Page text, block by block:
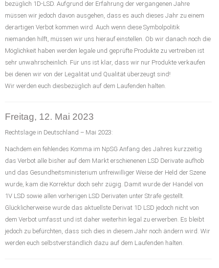
bezüglich 1D-LSD. Aufgrund der Erfahrung der vergangenen Jahre
müssen wir jedoch davon ausgehen, dass es auch dieses Jahr zu einem
derartigen Verbot kommen wird. Auch wenn diese Symbolpolitik
niemanden hilft, müssen wir uns hierauf einstellen. Ob wir danach noch die
Möglichkeit haben werden legale und geprüfte Produkte zu vertreiben ist
sehr unwahrscheinlich. Für uns ist klar, dass wir nur Produkte verkaufen
bei denen wir von der Legalität und Qualität überzeugt sind!
Wir werden euch diesbezüglich auf dem Laufenden halten.
Freitag, 12. Mai 2023
Rechtslage in Deutschland – Mai 2023:
Nachdem ein fehlendes Komma im NpSG Anfang des Jahres kurzzeitig
das Verbot alle bisher auf dem Markt erschienenen LSD Derivate aufhob
und das Gesundheitsministerium unfreiwilliger Weise der Held der Szene
wurde, kam die Korrektur doch sehr zügig. Damit wurde der Handel von
1V LSD sowie allen vorherigen LSD Derivaten unter Strafe gestellt.
Glücklicherweise wurde das aktuellste Derivat 1D LSD jedoch nicht von
dem Verbot umfasst und ist daher weiterhin legal zu erwerben. Es bleibt
jedoch zu befürchten, dass sich dies in diesem Jahr noch ändern wird. Wir
werden euch selbstverständlich dazu auf dem Laufenden halten.